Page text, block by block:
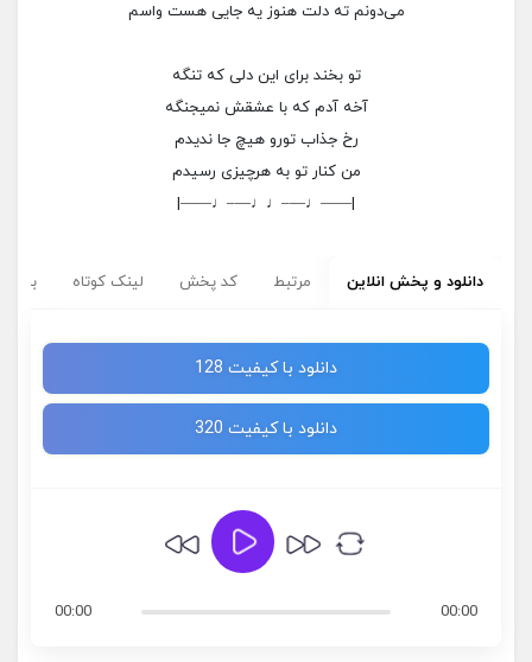
می‌دونم ته دلت هنوز یه جایی هست واسم
تو بخند برای این دلی که تنگه
آخه آدم که با عشقش نمیجنگه
رخ جذاب تورو هیچ جا ندیدم
من کنار تو به هرچیزی رسیدم
|——♩—–♩♩—–♩——|
دانلود و پخش انلاین مرتبط کد پخش لینک کوتاه
دانلود با کیفیت 128
دانلود با کیفیت 320
00:00
00:00